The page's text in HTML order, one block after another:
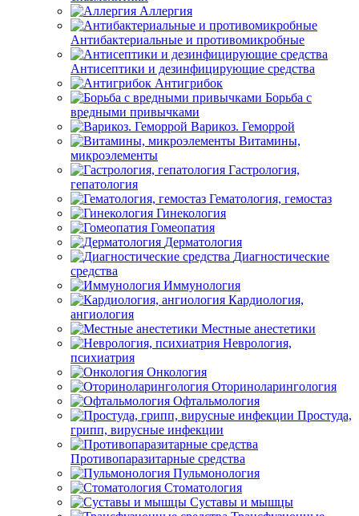
Аллергия
Антибактериальные и противомикробные
Антисептики и дезинфицирующие средства
Антигрибок
Борьба с
вредными привычками
Варикоз. Геморрой
Витамины,
микроэлементы
Гастрология,
гепатология
Гематология, гемостаз
Гинекология
Гомеопатия
Дерматология
Диагностические
средства
Иммунология
Кардиология,
ангиология
Местные анестетики
Неврология,
психиатрия
Онкология
Оториноларингология
Офтальмология
Простуда,
грипп, вирусные инфекции
Противопаразитарные средства
Пульмонология
Стоматология
Суставы и мышцы